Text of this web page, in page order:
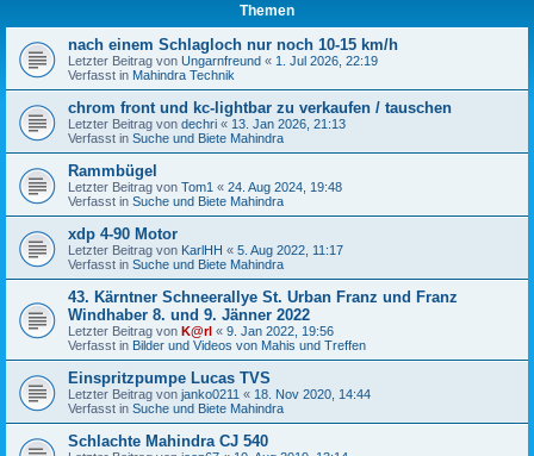
Themen
nach einem Schlagloch nur noch 10-15 km/h
Letzter Beitrag von Ungarnfreund « 1. Jul 2026, 22:19
Verfasst in Mahindra Technik
chrom front und kc-lightbar zu verkaufen / tauschen
Letzter Beitrag von dechri « 13. Jan 2026, 21:13
Verfasst in Suche und Biete Mahindra
Rammbügel
Letzter Beitrag von Tom1 « 24. Aug 2024, 19:48
Verfasst in Suche und Biete Mahindra
xdp 4-90 Motor
Letzter Beitrag von KarlHH « 5. Aug 2022, 11:17
Verfasst in Suche und Biete Mahindra
43. Kärntner Schneerallye St. Urban Franz und Franz
Windhaber 8. und 9. Jänner 2022
Letzter Beitrag von K@rl « 9. Jan 2022, 19:56
Verfasst in Bilder und Videos von Mahis und Treffen
Einspritzpumpe Lucas TVS
Letzter Beitrag von janko0211 « 18. Nov 2020, 14:44
Verfasst in Suche und Biete Mahindra
Schlachte Mahindra CJ 540